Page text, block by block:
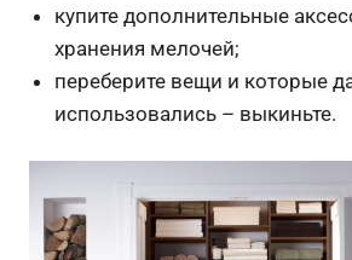
купите дополнительные
хранения мелочей;
переберите вещи и которые
использовались – выкиньте.